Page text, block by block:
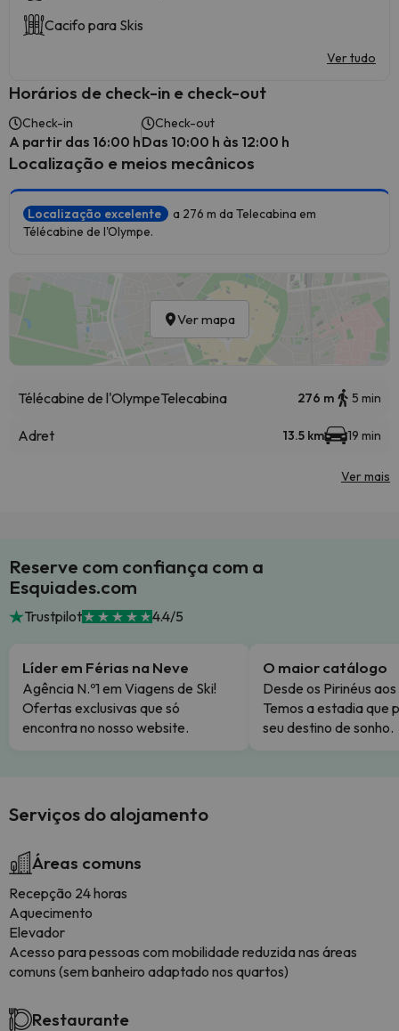
Cacifo para Skis
Ver tudo
Horários de check-in e check-out
Check-in
A partir das 16:00 h
Check-out
Das 10:00 h às 12:00 h
Localização e meios mecânicos
Localização excelente
a 276 m da Telecabina em
Télécabine de l'Olympe.
Ver mapa
Télécabine de l'OlympeTelecabina 276 m 5 min
Adret 13.5 km 19 min
Ver mais
Reserve com confiança com a
Esquiades.com
Trustpilot 4.4/5
Líder em Férias na Neve
Agência N.º1 em Viagens de Ski!
Ofertas exclusivas que só
encontra no nosso website.
O maior catálogo
Desde os Pirinéus
Temos a estadia que
seu destino de sonho.
Serviços do alojamento
Áreas comuns
Recepção 24 horas
Aquecimento
Elevador
Acesso para pessoas com mobilidade reduzida nas áreas
comuns (sem banheiro adaptado nos quartos)
Restaurante